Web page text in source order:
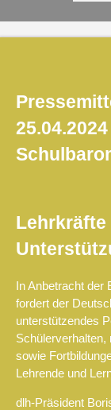
Lehrkräfte
In Anbetracht der
fordert der
unterstützendes
Schülerverhalten,
sowie
Lehrende und
dlh-Präsident